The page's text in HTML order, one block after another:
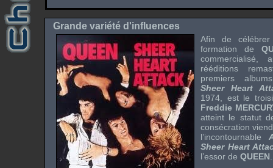
Grande variété d'influences
Afin de
formation de
commercialisé,
rééditions
premiers
Sheer Heart
1974, est le
Freddie
atteint le statut
consécration
l’incontournable
Sheer Heart
l’essor de QUEEN